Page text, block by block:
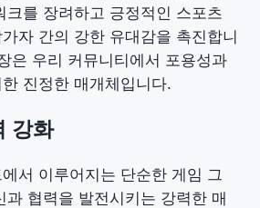
크를 장려하고 긍정적인 스포츠
자 간의 강한 유대감을 촉진합니
은 우리 커뮤니티에서 포용성과
진정한 매개체입니다.
강화
서 이루어지는 단순한 게임 그
과 협력을 발전시키는 강력한 매